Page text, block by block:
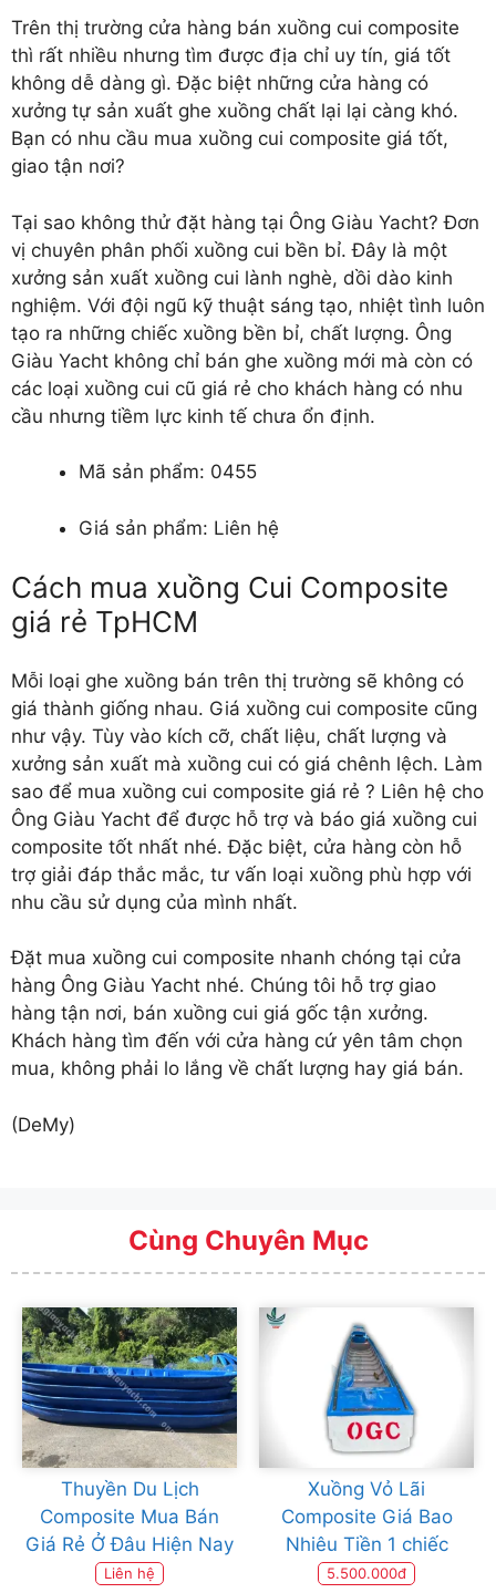
Trên thị trường cửa hàng bán xuồng cui composite
thì rất nhiều nhưng tìm được địa chỉ uy tín, giá tốt
không dễ dàng gì. Đặc biệt những cửa hàng có
xưởng tự sản xuất ghe xuồng chất lại lại càng khó.
Bạn có nhu cầu mua xuồng cui composite giá tốt,
giao tận nơi?
Tại sao không thử đặt hàng tại Ông Giàu Yacht? Đơn
vị chuyên phân phối xuồng cui bền bỉ. Đây là một
xưởng sản xuất xuồng cui lành nghè, dồi dào kinh
nghiệm. Với đội ngũ kỹ thuật sáng tạo, nhiệt tình luôn
tạo ra những chiếc xuồng bền bỉ, chất lượng. Ông
Giàu Yacht không chỉ bán ghe xuồng mới mà còn có
các loại xuồng cui cũ giá rẻ cho khách hàng có nhu
cầu nhưng tiềm lực kinh tế chưa ổn định.
Mã sản phẩm: 0455
Giá sản phẩm: Liên hệ
Cách mua xuồng Cui Composite
giá rẻ TpHCM
Mỗi loại ghe xuồng bán trên thị trường sẽ không có
giá thành giống nhau. Giá xuồng cui composite cũng
như vậy. Tùy vào kích cỡ, chất liệu, chất lượng và
xưởng sản xuất mà xuồng cui có giá chênh lệch. Làm
sao để mua xuồng cui composite giá rẻ ? Liên hệ cho
Ông Giàu Yacht để được hỗ trợ và báo giá xuồng cui
composite tốt nhất nhé. Đặc biệt, cửa hàng còn hỗ
trợ giải đáp thắc mắc, tư vấn loại xuồng phù hợp với
nhu cầu sử dụng của mình nhất.
Đặt mua xuồng cui composite nhanh chóng tại cửa
hàng Ông Giàu Yacht nhé. Chúng tôi hỗ trợ giao
hàng tận nơi, bán xuồng cui giá gốc tận xưởng.
Khách hàng tìm đến với cửa hàng cứ yên tâm chọn
mua, không phải lo lắng về chất lượng hay giá bán.
(DeMy)
Cùng Chuyên Mục
Thuyền Du Lịch
Composite Mua Bán
Giá Rẻ Ở Đâu Hiện Nay
Liên hệ
Xuồng Vỏ Lãi
Composite Giá Bao
Nhiêu Tiền 1 chiếc
5.500.000đ